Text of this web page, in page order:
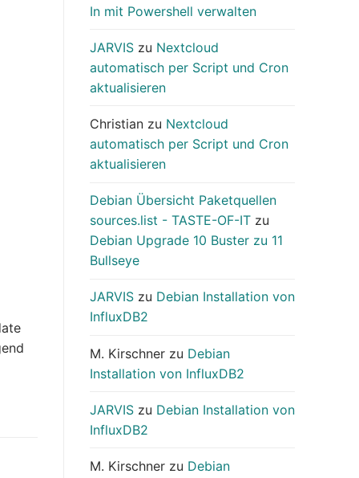
In mit Powershell verwalten
JARVIS zu Nextcloud
automatisch per Script und Cron
aktualisieren
Christian zu Nextcloud
automatisch per Script und Cron
aktualisieren
Debian Übersicht Paketquellen
sources.list - TASTE-OF-IT zu
Debian Upgrade 10 Buster zu 11
Bullseye
JARVIS zu Debian Installation von
InfluxDB2
M. Kirschner zu Debian
Installation von InfluxDB2
JARVIS zu Debian Installation von
InfluxDB2
M. Kirschner zu Debian